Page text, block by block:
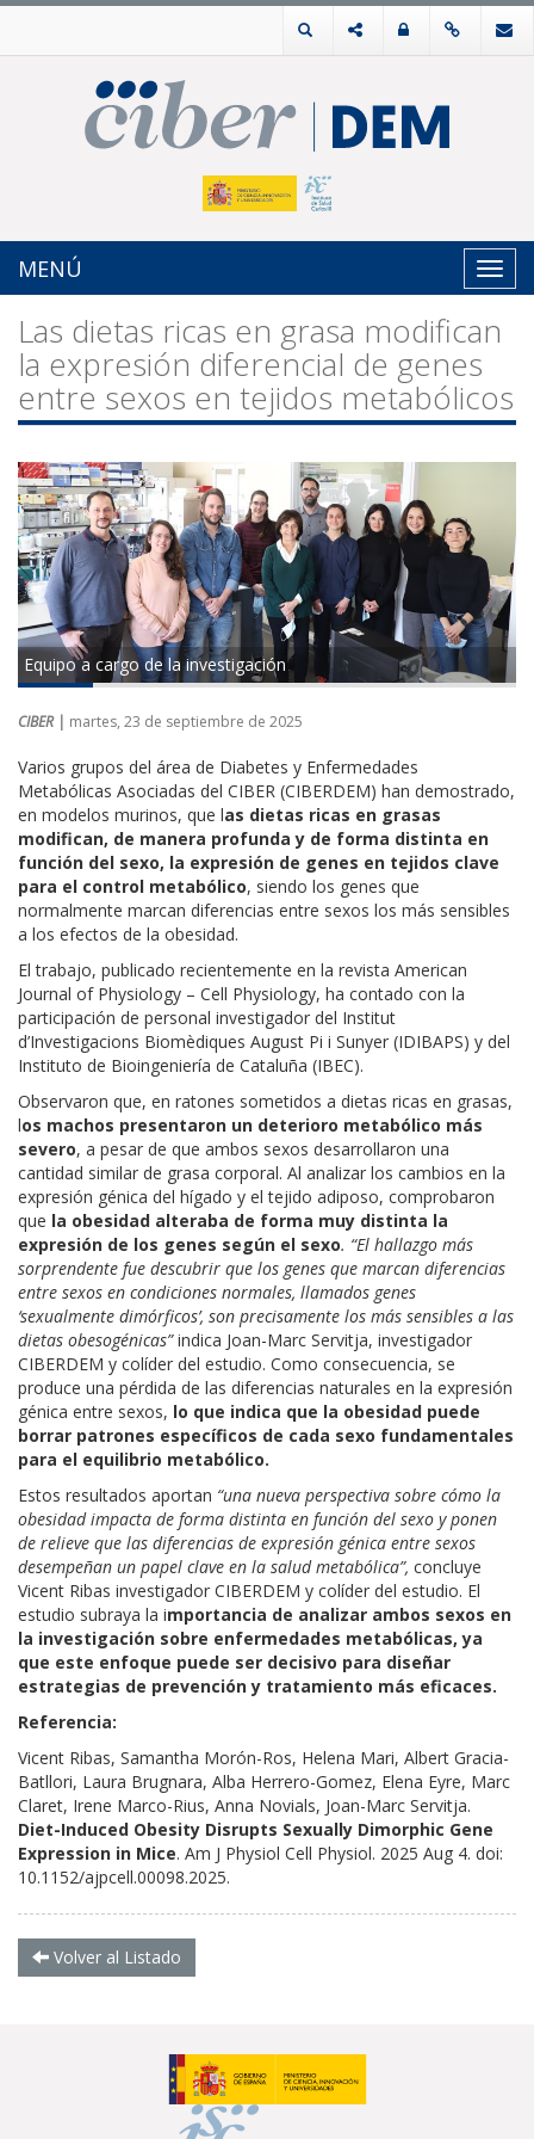
MENÚ
Las dietas ricas en grasa modifican
la expresión diferencial de genes
entre sexos en tejidos metabólicos
Equipo a cargo de la investigación
CIBER | martes, 23 de septiembre de 2025
Varios grupos del área de Diabetes y Enfermedades
Metabólicas Asociadas del CIBER (CIBERDEM) han demostrado,
en modelos murinos, que las dietas ricas en grasas
modifican, de manera profunda y de forma distinta en
función del sexo, la expresión de genes en tejidos clave
para el control metabólico, siendo los genes que
normalmente marcan diferencias entre sexos los más sensibles
a los efectos de la obesidad.
El trabajo, publicado recientemente en la revista American
Journal of Physiology – Cell Physiology, ha contado con la
participación de personal investigador del Institut
d’Investigacions Biomèdiques August Pi i Sunyer (IDIBAPS) y del
Instituto de Bioingeniería de Cataluña (IBEC).
Observaron que, en ratones sometidos a dietas ricas en grasas,
los machos presentaron un deterioro metabólico más
severo, a pesar de que ambos sexos desarrollaron una
cantidad similar de grasa corporal. Al analizar los cambios en la
expresión génica del hígado y el tejido adiposo, comprobaron
que la obesidad alteraba de forma muy distinta la
expresión de los genes según el sexo. “El hallazgo más
sorprendente fue descubrir que los genes que marcan diferencias
entre sexos en condiciones normales, llamados genes
‘sexualmente dimórficos’, son precisamente los más sensibles a las
dietas obesogénicas”indica Joan-Marc Servitja, investigador
CIBERDEM y colíder del estudio. Como consecuencia, se
produce una pérdida de las diferencias naturales en la expresión
génica entre sexos, lo que indica que la obesidad puede
borrar patrones específicos de cada sexo fundamentales
para el equilibrio metabólico.
Estos resultados aportan “una nueva perspectiva sobre cómo la
obesidad impacta de forma distinta en función del sexo y ponen
de relieve que las diferencias de expresión génica entre sexos
desempeñan un papel clave en la salud metabólica”, concluye
Vicent Ribas investigador CIBERDEM y colíder del estudio. El
estudio subraya la importancia de analizar ambos sexos en
la investigación sobre enfermedades metabólicas, ya
que este enfoque puede ser decisivo para diseñar
estrategias de prevención y tratamiento más eficaces.
Referencia:
Vicent Ribas, Samantha Morón-Ros, Helena Mari, Albert Gracia-
Batllori, Laura Brugnara, Alba Herrero-Gomez, Elena Eyre, Marc
Claret, Irene Marco-Rius, Anna Novials, Joan-Marc Servitja.
Diet-Induced Obesity Disrupts Sexually Dimorphic Gene
Expression in Mice. Am J Physiol Cell Physiol. 2025 Aug 4. doi:
10.1152/ajpcell.00098.2025.
Volver al Listado